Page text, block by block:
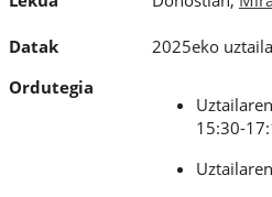
Datak
2025eko
Ordutegia
15:30-